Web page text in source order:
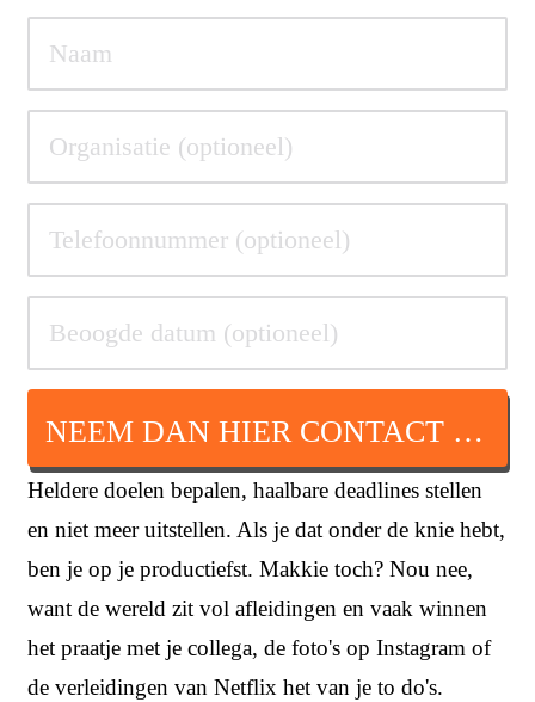
NEEM DAN HIER CONTACT OP
Heldere doelen bepalen, haalbare deadlines stellen
en niet meer uitstellen. Als je dat onder de knie hebt,
ben je op je productiefst. Makkie toch? Nou nee,
want de wereld zit vol afleidingen en vaak winnen
het praatje met je collega, de foto's op Instagram of
de verleidingen van Netflix het van je to do's.